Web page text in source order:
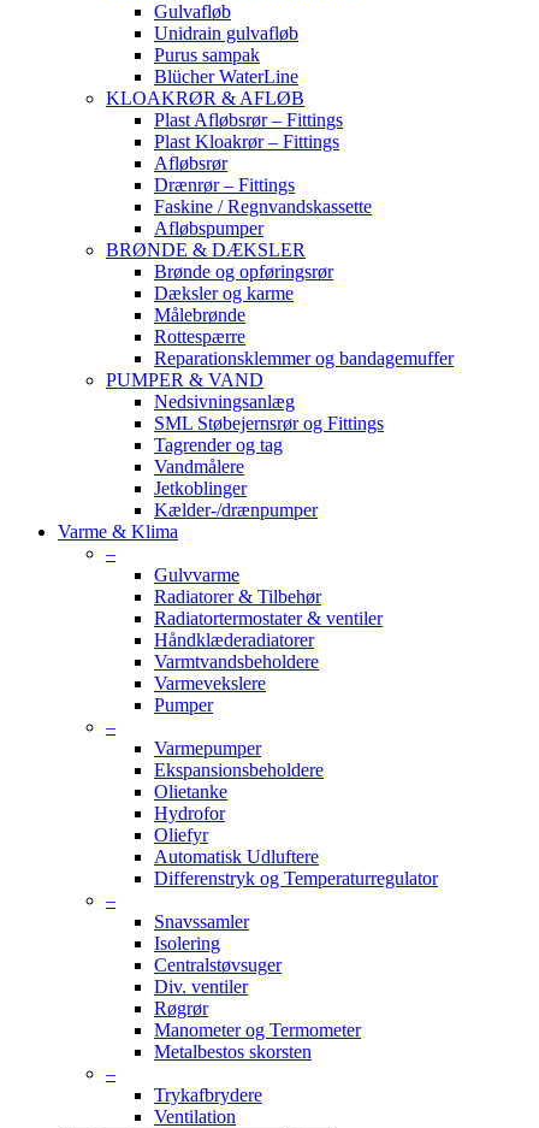
Gulvafløb
Unidrain gulvafløb
Purus sampak
Blücher WaterLine
KLOAKRØR & AFLØB
Plast Afløbsrør – Fittings
Plast Kloakrør – Fittings
Afløbsrør
Drænrør – Fittings
Faskine / Regnvandskassette
Afløbspumper
BRØNDE & DÆKSLER
Brønde og opføringsrør
Dæksler og karme
Målebrønde
Rottespærre
Reparationsklemmer og bandagemuffer
PUMPER & VAND
Nedsivningsanlæg
SML Støbejernsrør og Fittings
Tagrender og tag
Vandmålere
Jetkoblinger
Kælder-/drænpumper
Varme & Klima
–
Gulvvarme
Radiatorer & Tilbehør
Radiatortermostater & ventiler
Håndklæderadiatorer
Varmtvandsbeholdere
Varmevekslere
Pumper
–
Varmepumper
Ekspansionsbeholdere
Olietanke
Hydrofor
Oliefyr
Automatisk Udluftere
Differenstryk og Temperaturregulator
–
Snavssamler
Isolering
Centralstøvsuger
Div. ventiler
Røgrør
Manometer og Termometer
Metalbestos skorsten
–
Trykafbrydere
Ventilation